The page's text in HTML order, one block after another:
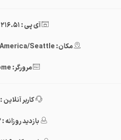
آی پی : 216.73.216.51
مکان: United States of America/Seattle
مرورگر: Chrome
کاربر آنلاین : 1,054
بازدید روزانه : 196,183